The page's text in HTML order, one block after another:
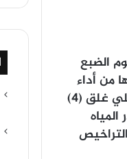
الضبع
من أداء
عملها وكذا مخالفة التوجيه الوزاري رقم (30) لسنة 2017 ، كما وافق المحافظ علي غلق (4)